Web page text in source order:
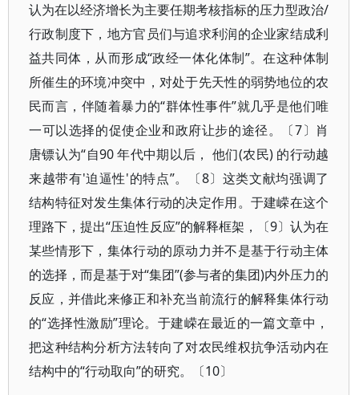
认为在以经济增长为主要任期考核指标的压力型政治/
行政制度下，地方官员们与追求利润的企业家结成利
益共同体，从而形成“政经一体化体制”。在这种体制
所催生的环境冲突中，对处于先天性的弱势地位的农
民而言，伴随着暴力的“群体性事件”就几乎是他们唯
一可以选择的促使企业和政府让步的途径。〔7〕肖
唐镖认为“自90 年代中期以后， 他们(农民) 的行动越
来越带有'迫逼性'的特点”。〔8〕这类文献均强调了
结构特征对发生集体行动的决定作用。于建嵘在这个
理路下，提出“压迫性反应”的解释框架，〔9〕认为在
某些情形下，集体行动的原动力并不是基于行动主体
的选择，而是基于对“集团”(参与者的集团)内外压力的
反应，并借此来修正和补充当前流行的解释集体行动
的“选择性激励”理论。于建嵘在最近的一篇文章中，
把这种结构分析方法转向了对农民维权抗争活动内在
结构中的“行动取向”的研究。〔10〕